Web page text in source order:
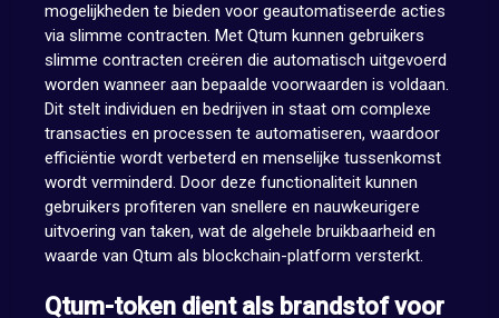
mogelijkheden te bieden voor geautomatiseerde acties
via slimme contracten. Met Qtum kunnen gebruikers
slimme contracten creëren die automatisch uitgevoerd
worden wanneer aan bepaalde voorwaarden is voldaan.
Dit stelt individuen en bedrijven in staat om complexe
transacties en processen te automatiseren, waardoor
efficiëntie wordt verbeterd en menselijke tussenkomst
wordt verminderd. Door deze functionaliteit kunnen
gebruikers profiteren van snellere en nauwkeurigere
uitvoering van taken, wat de algehele bruikbaarheid en
waarde van Qtum als blockchain-platform versterkt.
Qtum-token dient als brandstof voor